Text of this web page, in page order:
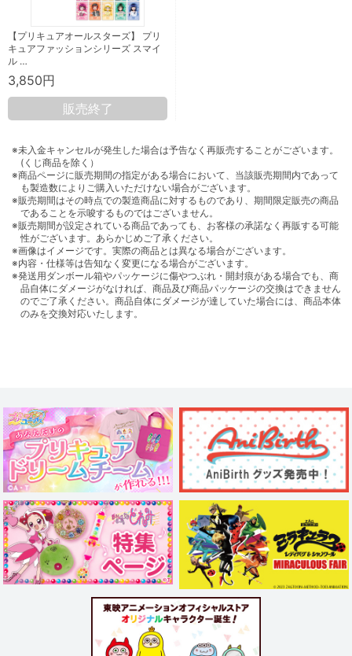
【プリキュアオールスターズ】 プリ
キュアファッションシリーズ スマイ
ル …
3,850円
販売終了
※未入金キャンセルが発生した場合は予告なく再販売することがございます。
(くじ商品を除く）
※商品ページに販売期間の指定がある場合において、当該販売期間内であって
も製造数によりご購入いただけない場合がございます。
※販売期間はその時点での製造商品に対するものであり、期間限定販売の商品
であることを示唆するものではございません。
※販売期間が設定されている商品であっても、お客様の承諾なく再販する可能
性がございます。あらかじめご了承ください。
※画像はイメージです。実際の商品とは異なる場合がございます。
※内容・仕様等は告知なく変更になる場合がございます。
※発送用ダンボール箱やパッケージに傷やつぶれ・開封痕がある場合でも、商
品自体にダメージがなければ、商品及び商品パッケージの交換はできません
のでご了承ください。商品自体にダメージが達していた場合には、商品本体
のみを交換対応いたします。